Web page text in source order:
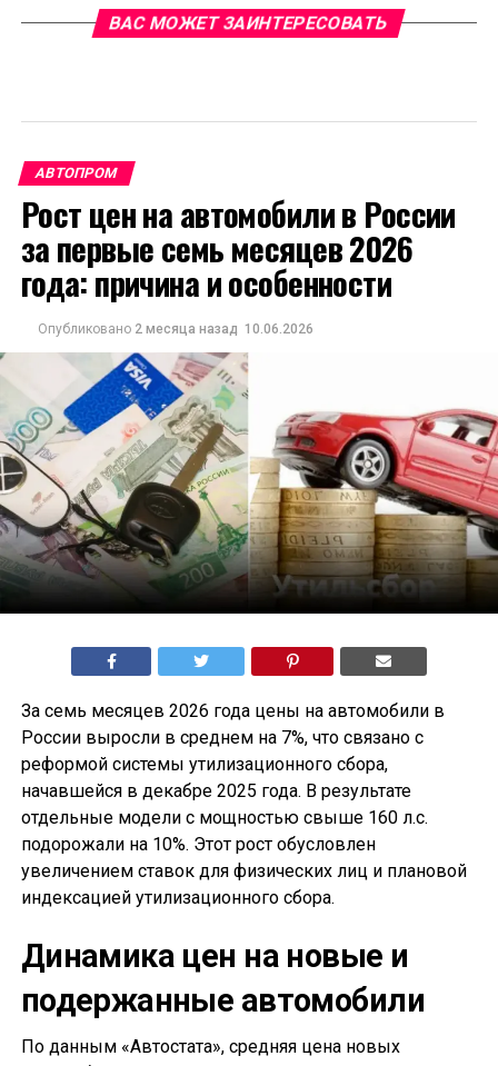
ВАС МОЖЕТ ЗАИНТЕРЕСОВАТЬ
АВТОПРОМ
Рост цен на автомобили в России
за первые семь месяцев 2026
года: причина и особенности
Опубликовано 2 месяца назад 10.06.2026
За семь месяцев 2026 года цены на автомобили в
России выросли в среднем на 7%, что связано с
реформой системы утилизационного сбора,
начавшейся в декабре 2025 года. В результате
отдельные модели с мощностью свыше 160 л.с.
подорожали на 10%. Этот рост обусловлен
увеличением ставок для физических лиц и плановой
индексацией утилизационного сбора.
Динамика цен на новые и
подержанные автомобили
По данным «Автостата», средняя цена новых